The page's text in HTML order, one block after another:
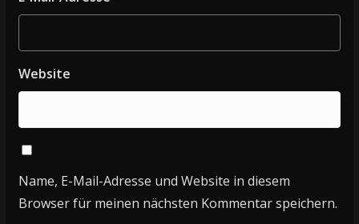
Website
Name, E-Mail-Adresse und Website in diesem
Browser für meinen nächsten Kommentar speichern.